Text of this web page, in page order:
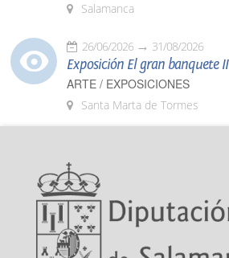
Salamanca
26/06/2026 31/08/2026
Exposición El gran banquete II
ARTE / EXPOSICIONES
Santa Marta de Tormes